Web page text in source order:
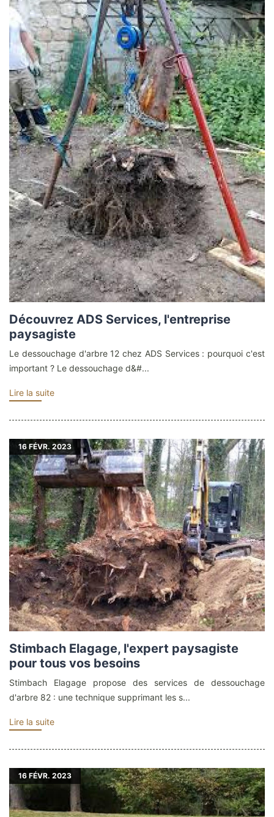
Découvrez ADS Services, l'entreprise
paysagiste
Le dessouchage d'arbre 12 chez ADS Services : pourquoi c'est
important ? Le dessouchage d&#...
Lire la suite
16 FÉVR. 2023
Stimbach Elagage, l'expert paysagiste
pour tous vos besoins
Stimbach Elagage propose des services de dessouchage
d'arbre 82 : une technique supprimant les s...
Lire la suite
16 FÉVR. 2023